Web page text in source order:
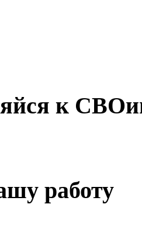
к
работу